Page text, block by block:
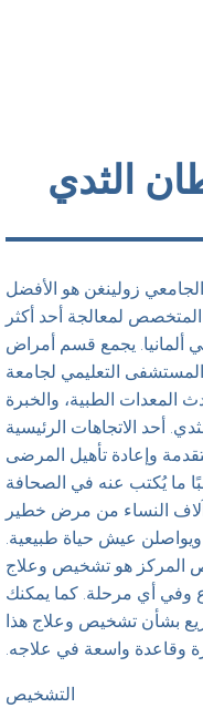
الثدي
زولينغن هو الأفضل
لمعالجة أحد أكثر
ألمانيا. يجمع قسم أمراض
التعليمي لجامعة
المعدات الطبية، والخبرة
أحد الاتجاهات الرئيسية
وإعادة تأهيل المرضى
ما يُكتب عنه في الصحافة
آلاف النساء من مرض خطير
ويواصلن عيش حياة طبيعية.
المركز هو تشخيص وعلاج
وفي أي مرحلة. كما يمكنك
بشأن تشخيص وعلاج هذا
وقاعدة واسعة في علاجه.
التشخيص